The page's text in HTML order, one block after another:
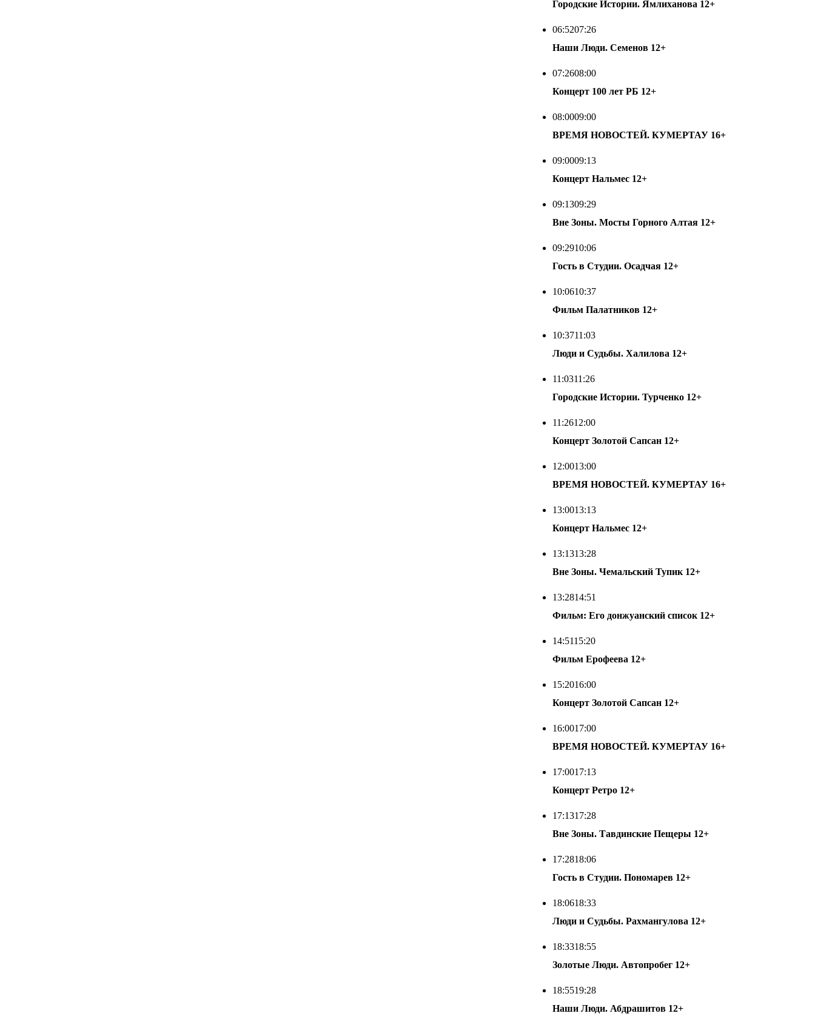
Городские Истории. Ямлиханова 12+
06:5207:26
Наши Люди. Семенов 12+
07:2608:00
Концерт 100 лет РБ 12+
08:0009:00
ВРЕМЯ НОВОСТЕЙ. КУМЕРТАУ 16+
09:0009:13
Концерт Нальмес 12+
09:1309:29
Вне Зоны. Мосты Горного Алтая 12+
09:2910:06
Гость в Студии. Осадчая 12+
10:0610:37
Фильм Палатников 12+
10:3711:03
Люди и Судьбы. Халилова 12+
11:0311:26
Городские Истории. Турченко 12+
11:2612:00
Концерт Золотой Сапсан 12+
12:0013:00
ВРЕМЯ НОВОСТЕЙ. КУМЕРТАУ 16+
13:0013:13
Концерт Нальмес 12+
13:1313:28
Вне Зоны. Чемальский Тупик 12+
13:2814:51
Фильм: Его донжуанский список 12+
14:5115:20
Фильм Ерофеева 12+
15:2016:00
Концерт Золотой Сапсан 12+
16:0017:00
ВРЕМЯ НОВОСТЕЙ. КУМЕРТАУ 16+
17:0017:13
Концерт Ретро 12+
17:1317:28
Вне Зоны. Тавдинские Пещеры 12+
17:2818:06
Гость в Студии. Пономарев 12+
18:0618:33
Люди и Судьбы. Рахмангулова 12+
18:3318:55
Золотые Люди. Автопробег 12+
18:5519:28
Наши Люди. Абдрашитов 12+